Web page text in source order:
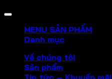
MENU SẢN PHẨM
Danh mục
Về chúng tôi
Sản phẩm